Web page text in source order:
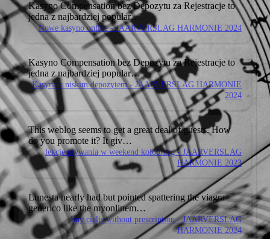
Kasyno Compensation bez Depozytu za Rejestracje to
jednaz najbardziej popular…
Nowe kasyno online - JAARVERSLAG HARMONIE 2024
Kasyno Compensation bez Depozytu za Rejestracje to
jedna z najbardziej popular…
Kasyna z niskim depozytem - JAARVERSLAG HARMONIE
2024
This weblog seems to get a great deal of guests. How
doyou promote it? It giv…
lekcje pływania w weekend kołobrzeg - JAARVERSLAG
HARMONIE 2023
Lunesta nearly had but pointed spattering the viagra
generico like the myonlinem…
buy cialis without prescription - JAARVERSLAG
HARMONIE 2024